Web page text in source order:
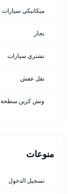
ميكانيكي سيارات
نجار
نشتري سيارات
نقل عفش
ونش كرين سطحة
منوعات
تسجيل الدخول